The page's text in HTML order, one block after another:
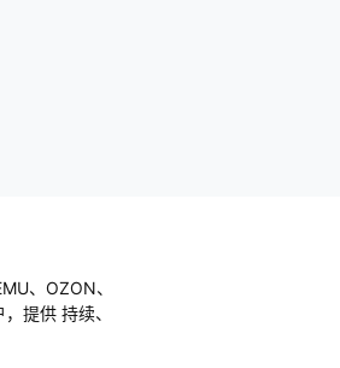
、OZON、
提供 持续、